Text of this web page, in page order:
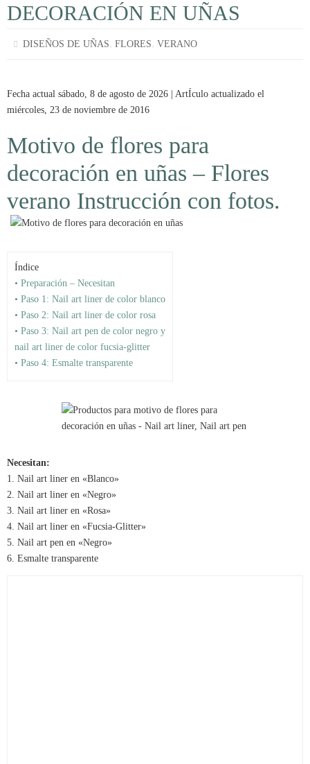
DECORACIÓN EN UÑAS
DISEÑOS DE UÑAS,FLORES,VERANO
Fecha actual sábado, 8 de agosto de 2026 | ArtÍculo actualizado el
miércoles, 23 de noviembre de 2016
Motivo de flores para
decoración en uñas – Flores
verano Instrucción con fotos.
Índice
• Preparación – Necesitan
• Paso 1: Nail art liner de color blanco
• Paso 2: Nail art liner de color rosa
• Paso 3: Nail art pen de color negro y
nail art liner de color fucsia-glitter
• Paso 4: Esmalte transparente
Necesitan:
1. Nail art liner en «Blanco»
2. Nail art liner en «Negro»
3. Nail art liner en «Rosa»
4. Nail art liner en «Fucsia-Glitter»
5. Nail art pen en «Negro»
6. Esmalte transparente